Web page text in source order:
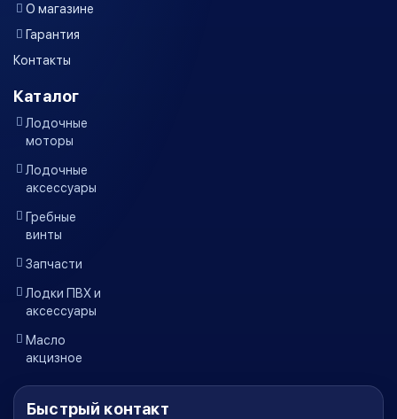
О магазине
Гарантия
Контакты
Каталог
Лодочные
моторы
Лодочные
аксессуары
Гребные
винты
Запчасти
Лодки ПВХ и
аксессуары
Масло
акцизное
Быстрый контакт